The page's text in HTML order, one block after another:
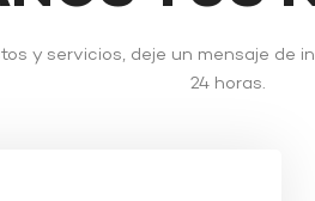
y servicios, deje un mensaje de
24 horas.